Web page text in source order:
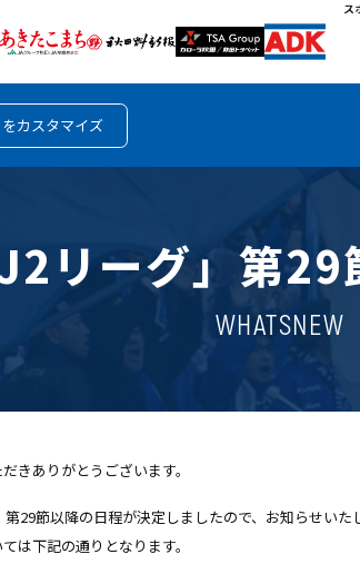
ス
カスタマイズ
リーグ」第
WHATSNEW
きありがとうございます。
29節以降の日程が決定しましたので、お知らせいた
は下記の通りとなります。